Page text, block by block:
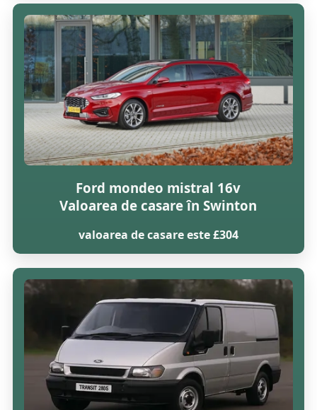
Ford mondeo mistral 16v
Valoarea de casare în Swinton
valoarea de casare este £304